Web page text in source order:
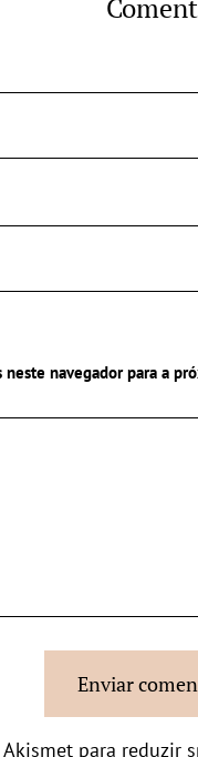
neste navegador para a
para reduzir